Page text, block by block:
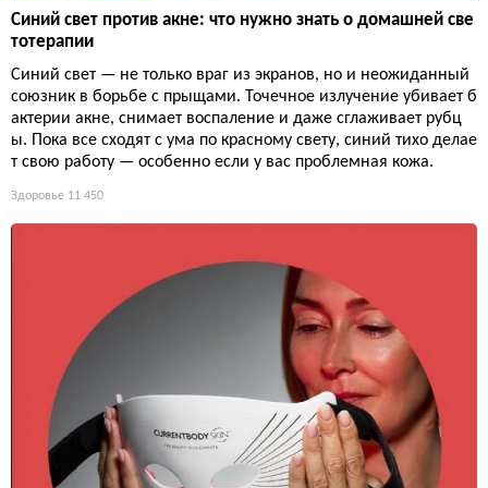
Синий свет против акне: что нужно знать о домашней све
тотерапии
Синий свет — не только враг из экранов, но и неожиданный
союзник в борьбе с прыщами. Точечное излучение убивает б
актерии акне, снимает воспаление и даже сглаживает рубц
ы. Пока все сходят с ума по красному свету, синий тихо делае
т свою работу — особенно если у вас проблемная кожа.
Здоровье 11 450